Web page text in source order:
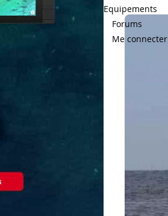
Equipements
Forums
Me connecter